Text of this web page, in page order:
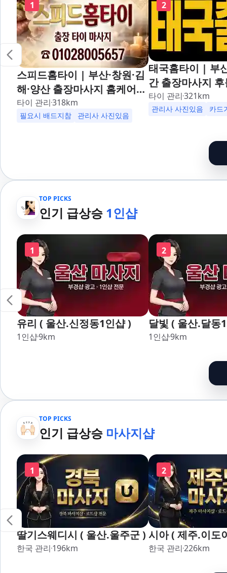
1
스피드홈타이 | 부산·창원·김
해·양산 출장마사지 홈케어
24시 카드가능 해운대,사상,
광안리,남포동,구포,덕천,명
초량,사직,온천,미남,만덕,괴
정,학장,금사,서동,반여,반송,
명륜,남천,대연,문현,부전,개
금,가야,주례,괘법,학장,강서,
신호,서구,암남 아로마마사지
타이마사지 출장마사지 홈케
어 홈타이
타이 관리318km
필요시 배드지참 관리사 사진있음
2
태국홈타이 | 부
간 출장마사지
대,사상,광안리,
덕천,명지,민락,
송도,자갈치,하
기장,정관,일광,
청,양정,초량,사
장,강서,신호,서
타이 관리321km
관리사 사진있음 카드
TOP PICKS
인기 급상승 1인샵
1
유리 ( 울산.신정동1인샵 )
1인샵9km
2
달빛 ( 울산.달동
1인샵9km
TOP PICKS
인기 급상승 마사지샵
1
딸기스웨디시 ( 울산.울주군 )
한국 관리 196km
2
시아 ( 제주.이도
한국 관리226km